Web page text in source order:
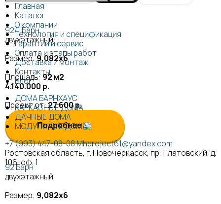
Главная
Каталог
О компании
Технология и спецификация
Гарантии и сервис
Оплата и этапы работ
Доставка и монтаж
Контакты
Блог
ДОМА БАРНХАУС
КАРКАСНЫЕ ДОМА
ДАЧНЫЕ ДОМА
МОДУЛЬНЫЕ ДОМА
+7 (993) 447-08-08Mhproject61@yandex.com
Ростовская область, г. Новочеркасск, пр. Платовский, д.
106, оф. 1
92/1 Барн
двухэтажный
Размер:9,082х6
Площадь:92 м2
4.140.000 р.
Проект от:27 600 р.
Подробнее
92 Барн
двухэтажный
Размер: 9,082х6